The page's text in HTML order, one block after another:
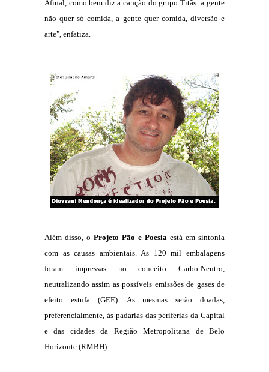
Afinal, como bem diz a canção do grupo Titãs: a gente
não quer só comida, a gente quer comida, diversão e
arte", enfatiza.
Além disso, o Projeto Pão e Poesia está em sintonia
com as causas ambientais. As 120 mil embalagens
foram impressas no conceito Carbo-Neutro,
neutralizando assim as possíveis emissões de gases de
efeito estufa (GEE). As mesmas serão doadas,
preferencialmente, às padarias das periferias da Capital
e das cidades da Região Metropolitana de Belo
Horizonte (RMBH).